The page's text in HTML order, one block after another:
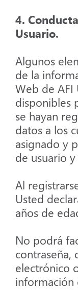
4.
Usuario.
Algunos
de la
Web de AFI
disponibles
se hayan
datos a los
asignado y
de usuario
Al
Usted
años de
No podrá
contraseña,
electrónico
información